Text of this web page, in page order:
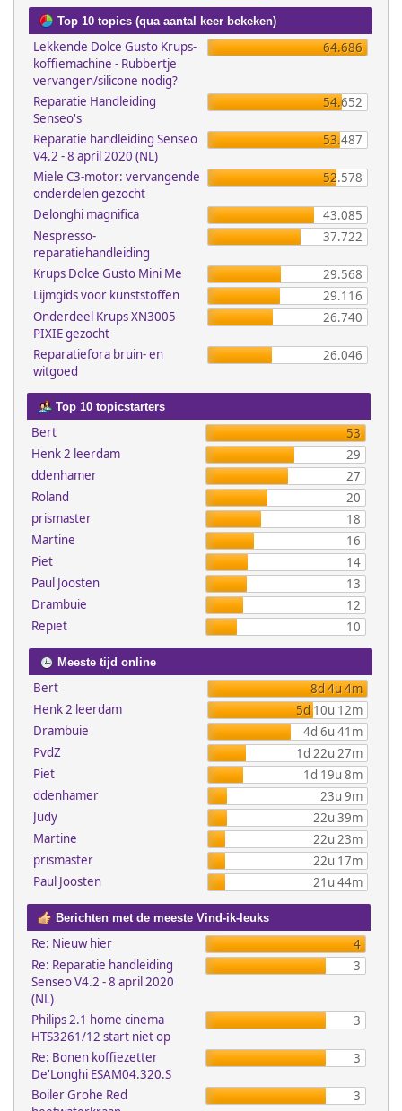
Top 10 topics (qua aantal keer bekeken)
Lekkende Dolce Gusto Krups-
koffiemachine - Rubbertje
vervangen/silicone nodig?
64.686
Reparatie Handleiding
Senseo's
54.652
Reparatie handleiding Senseo
V4.2 - 8 april 2020 (NL)
53.487
Miele C3-motor: vervangende
onderdelen gezocht
52.578
Delonghi magnifica
43.085
Nespresso-
reparatiehandleiding
37.722
Krups Dolce Gusto Mini Me
29.568
Lijmgids voor kunststoffen
29.116
Onderdeel Krups XN3005
PIXIE gezocht
26.740
Reparatiefora bruin- en
witgoed
26.046
Top 10 topicstarters
Bert
53
Henk 2 leerdam
29
ddenhamer
27
Roland
20
prismaster
18
Martine
16
Piet
14
Paul Joosten
13
Drambuie
12
Repiet
10
Meeste tijd online
Bert
8d 4u 4m
Henk 2 leerdam
5d 10u 12m
Drambuie
4d 6u 41m
PvdZ
1d 22u 27m
Piet
1d 19u 8m
ddenhamer
23u 9m
Judy
22u 39m
Martine
22u 23m
prismaster
22u 17m
Paul Joosten
21u 44m
Berichten met de meeste Vind-ik-leuks
Re: Nieuw hier
4
Re: Reparatie handleiding
Senseo V4.2 - 8 april 2020
(NL)
3
Philips 2.1 home cinema
HTS3261/12 start niet op
3
Re: Bonen koffiezetter
De'Longhi ESAM04.320.S
3
Boiler Grohe Red
3